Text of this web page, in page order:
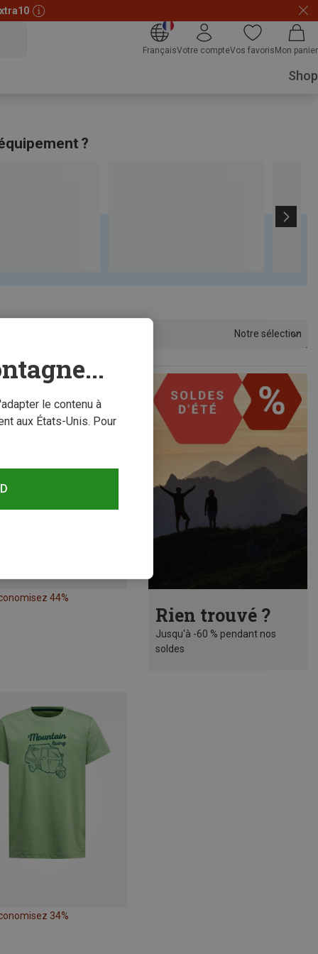
FrançaisVotre compteVos favoris Mon panier
Shop
?
Notre sélection
44%
Rien trouvé ?
Jusqu'à -60 % pendant nos
soldes
34%
le contenu à
aux États-Unis. Pour